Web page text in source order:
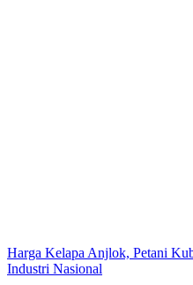
Harga Kelapa Anjlok, Petani
Industri Nasional